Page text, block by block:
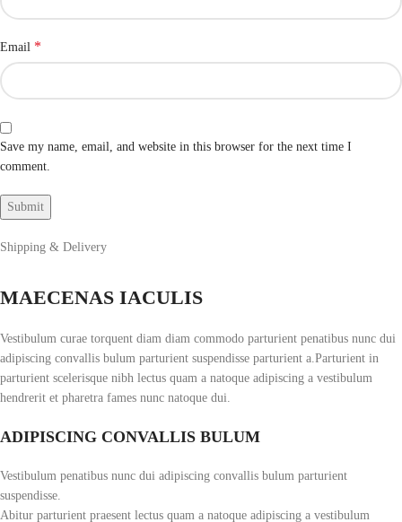
Email *
Save my name, email, and website in this browser for the next time I
comment.
Shipping & Delivery
MAECENAS IACULIS
Vestibulum curae torquent diam diam commodo parturient penatibus nunc dui
adipiscing convallis bulum parturient suspendisse parturient a.Parturient in
parturient scelerisque nibh lectus quam a natoque adipiscing a vestibulum
hendrerit et pharetra fames nunc natoque dui.
ADIPISCING CONVALLIS BULUM
Vestibulum penatibus nunc dui adipiscing convallis bulum parturient
suspendisse.
Abitur parturient praesent lectus quam a natoque adipiscing a vestibulum